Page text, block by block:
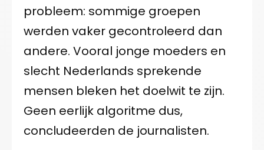
probleem: sommige groepen
werden vaker gecontroleerd dan
andere. Vooral jonge moeders en
slecht Nederlands sprekende
mensen bleken het doelwit te zijn.
Geen eerlijk algoritme dus,
concludeerden de journalisten.